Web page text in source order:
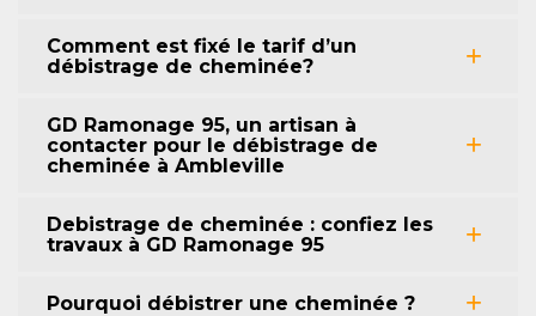
Comment est fixé le tarif d’un
débistrage de cheminée?
GD Ramonage 95, un artisan à
contacter pour le débistrage de
cheminée à Ambleville
Debistrage de cheminée : confiez les
travaux à GD Ramonage 95
Pourquoi débistrer une cheminée ?